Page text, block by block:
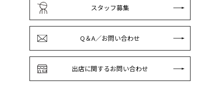
スタッフ募集
Q＆A／お問い合わせ
出店に関するお問い合わせ